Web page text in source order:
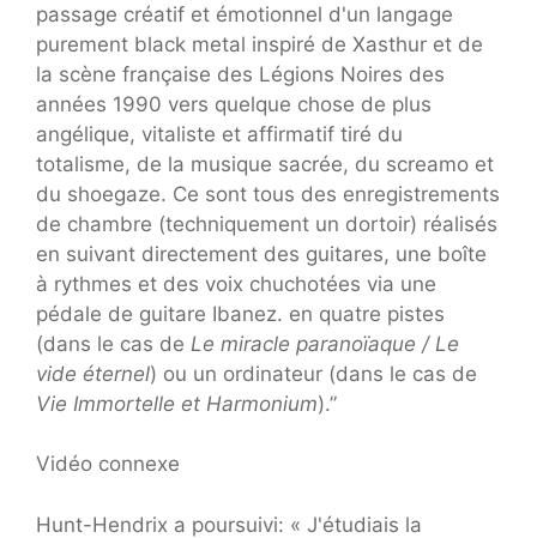
passage créatif et émotionnel d'un langage
purement black metal inspiré de Xasthur et de
la scène française des Légions Noires des
années 1990 vers quelque chose de plus
angélique, vitaliste et affirmatif tiré du
totalisme, de la musique sacrée, du screamo et
du shoegaze. Ce sont tous des enregistrements
de chambre (techniquement un dortoir) réalisés
en suivant directement des guitares, une boîte
à rythmes et des voix chuchotées via une
pédale de guitare Ibanez. en quatre pistes
(dans le cas de Le miracle paranoïaque / Le
vide éternel) ou un ordinateur (dans le cas de
Vie Immortelle et Harmonium).”
Vidéo connexe
Hunt-Hendrix a poursuivi: « J'étudiais la